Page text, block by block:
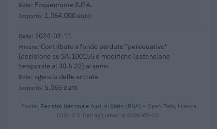
Finpiemonte S.P.A.
1.064.000 euro
2024-03-11
Contributo a fondo perduto "perequativo"
[decisione su SA.100155 e modifiche (estensione
temporale al 30.6.22) ai sensi
agenzia delle entrate
5.365 euro
Fonte: Registro Nazionale Aiuti di Stato (RNA) – Open Data, licenza
IODL 2.0. Dati aggiornati al 2026-07-02.